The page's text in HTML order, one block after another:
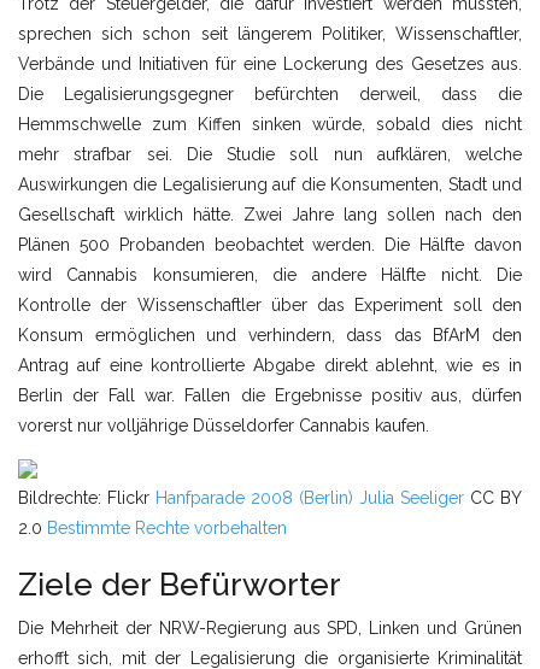
sprechen sich schon seit längerem Politiker, Wissenschaftler,
Verbände und Initiativen für eine Lockerung des Gesetzes aus.
Die Legalisierungsgegner befürchten derweil, dass die
Hemmschwelle zum Kiffen sinken würde, sobald dies nicht
mehr strafbar sei. Die Studie soll nun aufklären, welche
Auswirkungen die Legalisierung auf die Konsumenten, Stadt und
Gesellschaft wirklich hätte. Zwei Jahre lang sollen nach den
Plänen 500 Probanden beobachtet werden. Die Hälfte davon
wird Cannabis konsumieren, die andere Hälfte nicht. Die
Kontrolle der Wissenschaftler über das Experiment soll den
Konsum ermöglichen und verhindern, dass das BfArM den
Antrag auf eine kontrollierte Abgabe direkt ablehnt, wie es in
Berlin der Fall war. Fallen die Ergebnisse positiv aus, dürfen
vorerst nur volljährige Düsseldorfer Cannabis kaufen.
Bildrechte: Flickr Hanfparade 2008 (Berlin) Julia Seeliger CC BY
2.0 Bestimmte Rechte vorbehalten
Ziele der Befürworter
Die Mehrheit der NRW-Regierung aus SPD, Linken und Grünen
erhofft sich, mit der Legalisierung die organisierte Kriminalität